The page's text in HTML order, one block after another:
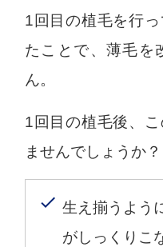
1回目の植毛を行
たことで、薄毛を
ん。
1回目の植毛後、
ませんでしょうか？
生え揃うよう
がしっくりこ